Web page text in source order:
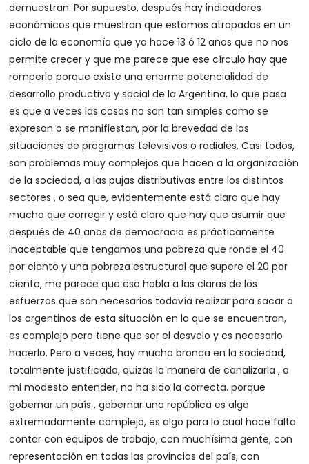
demuestran. Por supuesto, después hay indicadores
económicos que muestran que estamos atrapados en un
ciclo de la economía que ya hace 13 ó 12 años que no nos
permite crecer y que me parece que ese círculo hay que
romperlo porque existe una enorme potencialidad de
desarrollo productivo y social de la Argentina, lo que pasa
es que a veces las cosas no son tan simples como se
expresan o se manifiestan, por la brevedad de las
situaciones de programas televisivos o radiales. Casi todos,
son problemas muy complejos que hacen a la organización
de la sociedad, a las pujas distributivas entre los distintos
sectores , o sea que, evidentemente está claro que hay
mucho que corregir y está claro que hay que asumir que
después de 40 años de democracia es prácticamente
inaceptable que tengamos una pobreza que ronde el 40
por ciento y una pobreza estructural que supere el 20 por
ciento, me parece que eso habla a las claras de los
esfuerzos que son necesarios todavía realizar para sacar a
los argentinos de esta situación en la que se encuentran,
es complejo pero tiene que ser el desvelo y es necesario
hacerlo. Pero a veces, hay mucha bronca en la sociedad,
totalmente justificada, quizás la manera de canalizarla , a
mi modesto entender, no ha sido la correcta. porque
gobernar un país , gobernar una república es algo
extremadamente complejo, es algo para lo cual hace falta
contar con equipos de trabajo, con muchísima gente, con
representación en todas las provincias del país, con